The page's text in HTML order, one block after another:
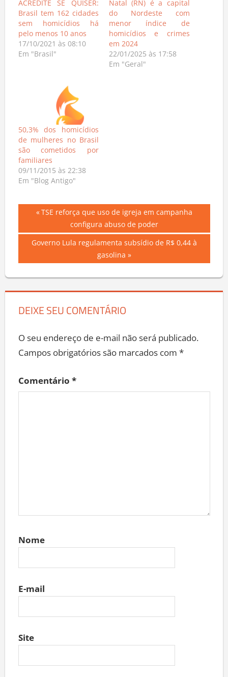
ACREDITE SE QUISER:
Brasil tem 162 cidades
sem homicídios há
pelo menos 10 anos
17/10/2021 às 08:10
Em "Brasil"
Natal (RN) é a capital
do Nordeste com
menor índice de
homicídios e crimes
em 2024
22/01/2025 às 17:58
Em "Geral"
50,3% dos homicídios
de mulheres no Brasil
são cometidos por
familiares
09/11/2015 às 22:38
Em "Blog Antigo"
Navegação
de
Previous
TSE reforça que uso de igreja em campanha
configura abuso de poder
Next
Governo Lula regulamenta subsídio de R$ 0,44 à
gasolina
DEIXE SEU COMENTÁRIO
O seu endereço de e-mail não será publicado.
Campos obrigatórios são marcados com *
Comentário *
Nome
E-mail
Site